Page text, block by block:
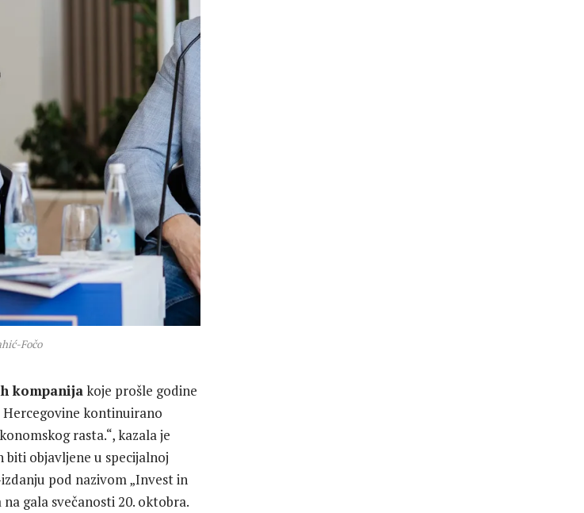
Fočo
kompanijakoje prošle godine
Hercegovine kontinuirano
rasta.“, kazala je
biti objavljene u specijalnoj
pod nazivom „Invest in
gala svečanosti 20. oktobra.